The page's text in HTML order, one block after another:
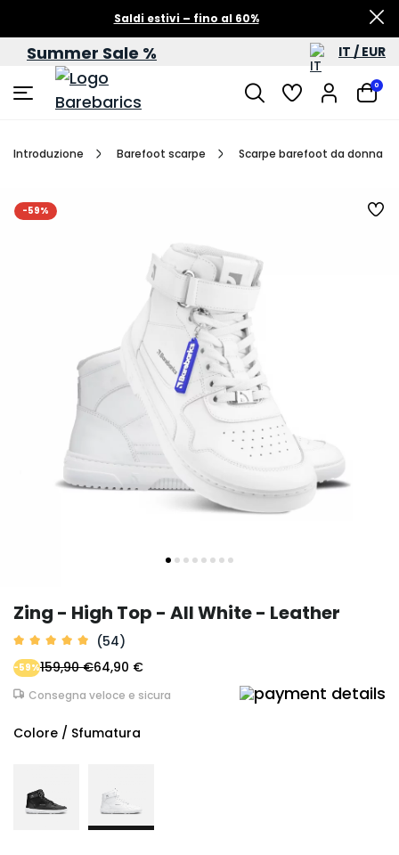
Saldi estivi – fino al 60%
Summer Sale % IT / EUR
0
Introduzione Barefoot scarpe Scarpe barefoot da donna
-59%
Zing - High Top - All White - Leather
(54)
64,90 €
-59%159,90 €
Consegna veloce e sicura
Colore / Sfumatura